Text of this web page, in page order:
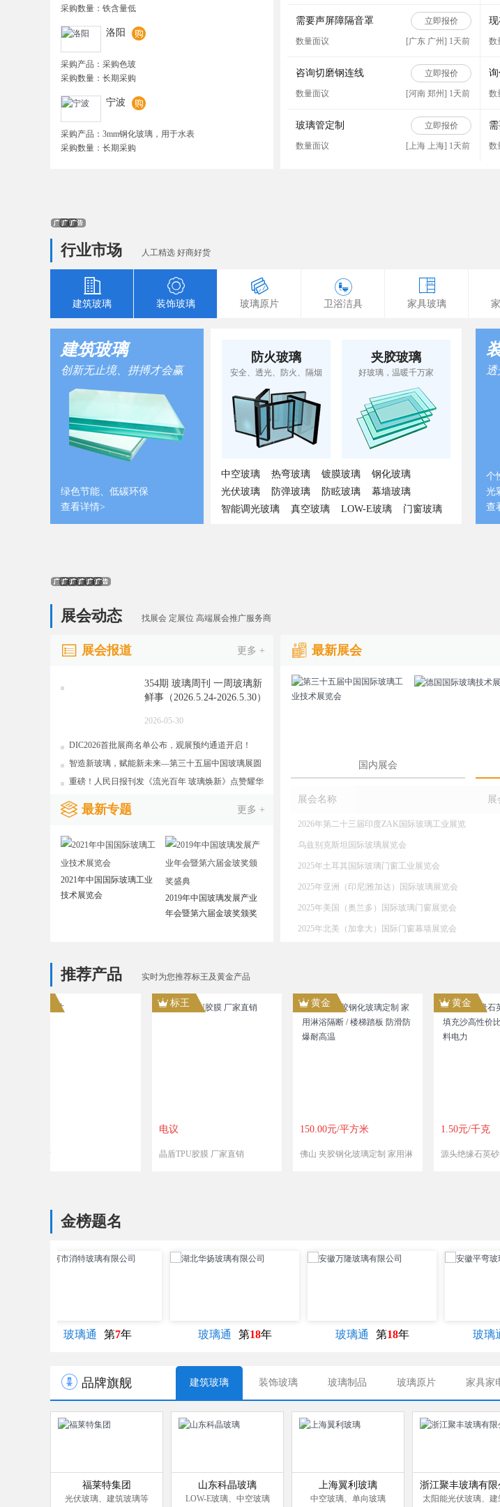
采购数量：铁含量低
洛阳
采购产品：采购色玻
采购数量：长期采购
宁波
采购产品：3mm钢化玻璃，用于水表
采购数量：长期采购
需要声屏障隔音罩 立即报价
数量面议 [广东 广州] 1天前 数
咨询切磨钢连线 立即报价
数量面议 [河南 郑州] 1天前 数
玻璃管定制 立即报价
数量面议 [上海 上海] 1天前 数
行业市场 人工精选 好商好货
建筑玻璃 装饰玻璃 玻璃原片 卫浴洁具 家具玻璃
建筑玻璃
创新无止境、拼搏才会赢
绿色节能、低碳环保
查看详情>
防火玻璃
安全、透光、防火、隔烟
夹胶玻璃
好玻璃，温暖千万家
中空玻璃 热弯玻璃 镀膜玻璃
钢化玻璃
光伏玻璃
防弹玻璃 防眩玻璃
幕墙玻璃
智能调光玻璃
真空玻璃 LOW-E玻璃 门窗玻璃
个
光
查
展会动态 找展会 定展位 高端展会推广服务商
展会报道 更多 +
354期 玻璃周刊 一周玻璃新
鲜事（2026.5.24-2026.5.30）
2026-05-30
DIC2026首批展商名单公布，观展预约通道开启！
智造新玻璃，赋能新未来—第三十五届中国玻璃展圆
满落幕
重磅！人民日报刊发《流光百年 玻璃焕新》点赞耀华
向
最新专题 更多 +
2021年中国国际玻璃工业
技术展览会
2019年中国玻璃发展产业
年会暨第六届金玻奖颁奖
最新展会
国内展会
展会名称
2026年第二十三届印度ZAK国际玻璃工业展览
会
乌兹别克斯坦国际玻璃展览会
2025年土耳其国际玻璃门窗工业展览会
2025年亚洲（印尼|雅加达）国际玻璃展览会
2025年美国（奥兰多）国际玻璃门窗展览会
2025年北美（加拿大）国际门窗幕墙展览会
推荐产品 实时为您推荐标王及黄金产品
黄金
佛山 夹胶钢化玻璃定制 家用淋
黄金
1.50元/千克
源头绝缘石英砂变压器专用填
电议
玻璃
金榜题名
玻璃通 第 玻璃通 第 玻璃通 第
品牌旗舰 建筑玻璃 装饰玻璃 玻璃制品 玻璃原片 家具家
福莱特集团
光伏玻璃、建筑玻璃等
山东科晶玻璃
LOW-E玻璃、中空玻璃
上海翼利玻璃
中空玻璃、单向玻璃
浙江聚丰玻璃有限
太阳能光伏玻璃、建